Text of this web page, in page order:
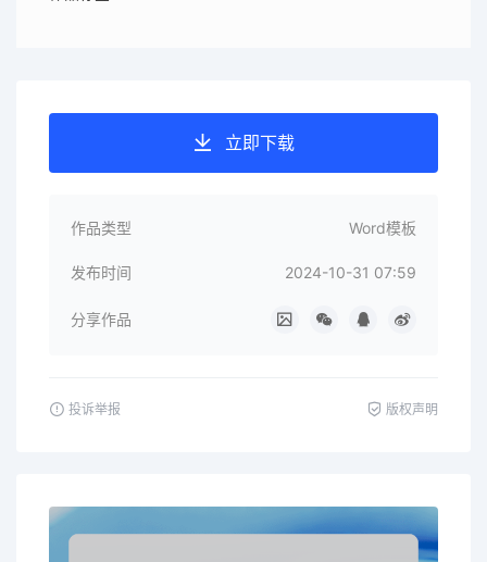
立即下载
作品类型 Word模板
发布时间 2024-10-31 07:59
分享作品
投诉举报 版权声明